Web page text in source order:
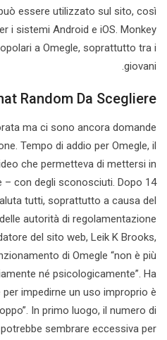
essere utilizzato sul sito, così
i sistemi Android e iOS. Monkey
a Omegle, soprattutto tra i
giovani.
Random Da Scegliere
ma ci sono ancora domande
Tempo di addio per Omegle, il
che permetteva di mettersi in
con degli sconosciuti. Dopo 14
tutti, soprattutto a causa del
autorità di regolamentazione
del sito web, Leik K Brooks,
di Omegle “non è più
né psicologicamente”. Ha
impedirne un uso improprio è
In primo luogo, il numero di
sembrare eccessiva per